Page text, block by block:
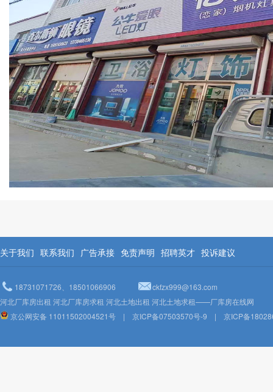
关于我们 联系我们 广告承接 免责声明 招聘英才 投诉建议
18731071726、18501066906
ckfzx999@163.com
河北厂库房出租 河北厂库房求租 河北土地出租 河北土地求租——厂库房在线网
京公网安备 11011502004521号 | 京ICP备07503570号-9 | 京ICP备